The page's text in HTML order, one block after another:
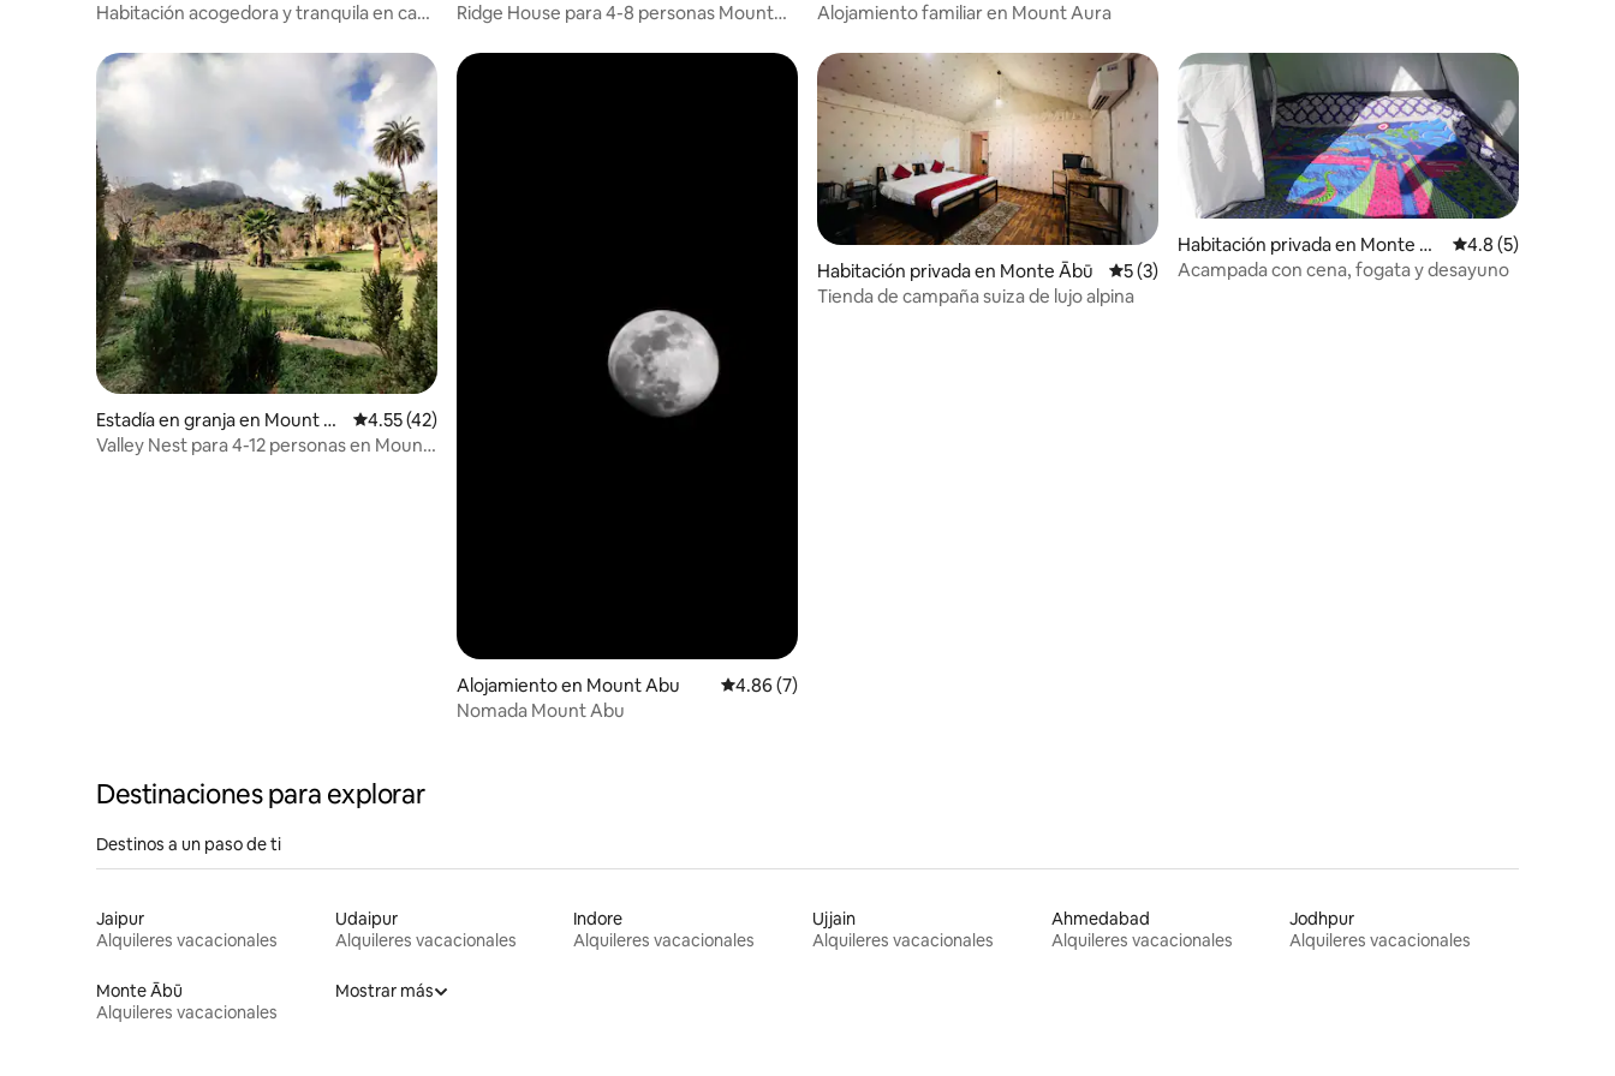
Habitación acogedora y tranquila en casa
naturaleza
Ridge House para 4-8 personas Mount
ad
Alojamiento familiar en Mount Aura
Estadía en granja en Mount A
bu
Calificación promedio: 4.55 de 5, 42 reseñas
4.55 (42)
Valley Nest para 4-12 personas en Mount
Alojamiento en Mount Abu Calificación promedio: 4.86 de 5, 7 reseñas
4.86 (7)
Nomada Mount Abu
Habitación privada en Monte Ābū Calificación promedio: 5 de 5, 3 reseñas
5 (3)
Tienda de campaña suiza de lujo alpina
Habitación privada en Monte Āb
ū
Calificación
4.8 (5)
Acampada con cena, fogata y desayuno
Destinaciones para explorar
Destinos a un paso de ti
Jaipur
Alquileres vacacionales
Udaipur
Alquileres vacacionales
Indore
Alquileres vacacionales
Ujjain
Alquileres vacacionales
Ahmedabad
Alquileres vacacionales
Jodhpur
Alquileres vacacionales
Monte Ābū
Alquileres vacacionales
Mostrar más